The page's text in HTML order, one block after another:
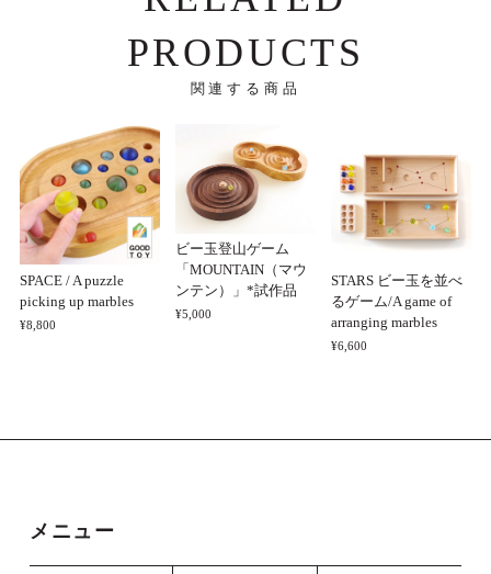
ウォールナット
2025/03/28
丁寧な仕上がりで色合いも良く、大変気に入りました。
木製でここまで精密に作りこまれるとは感動ものです。
一生物として大事に使っていきます。
この度はご購入とレビューをくださりあり
がとうございました。 気に入ってくださっ
たご様子で私たちも大変嬉しく思います。
ぜひ永くご愛用いただけましたら幸いで
とうございます。 おかげさまで新しい出発をする相手
PRODUCTS
関連する商品
SPACE / A puzzle
picking up marbles
¥8,800
ビー玉登山ゲーム
「MOUNTAIN（マウ
ンテン）」*試作品
¥5,000
STARS ビー玉を並べ
るゲーム/A game of
arranging marbles
¥6,600
メニュー